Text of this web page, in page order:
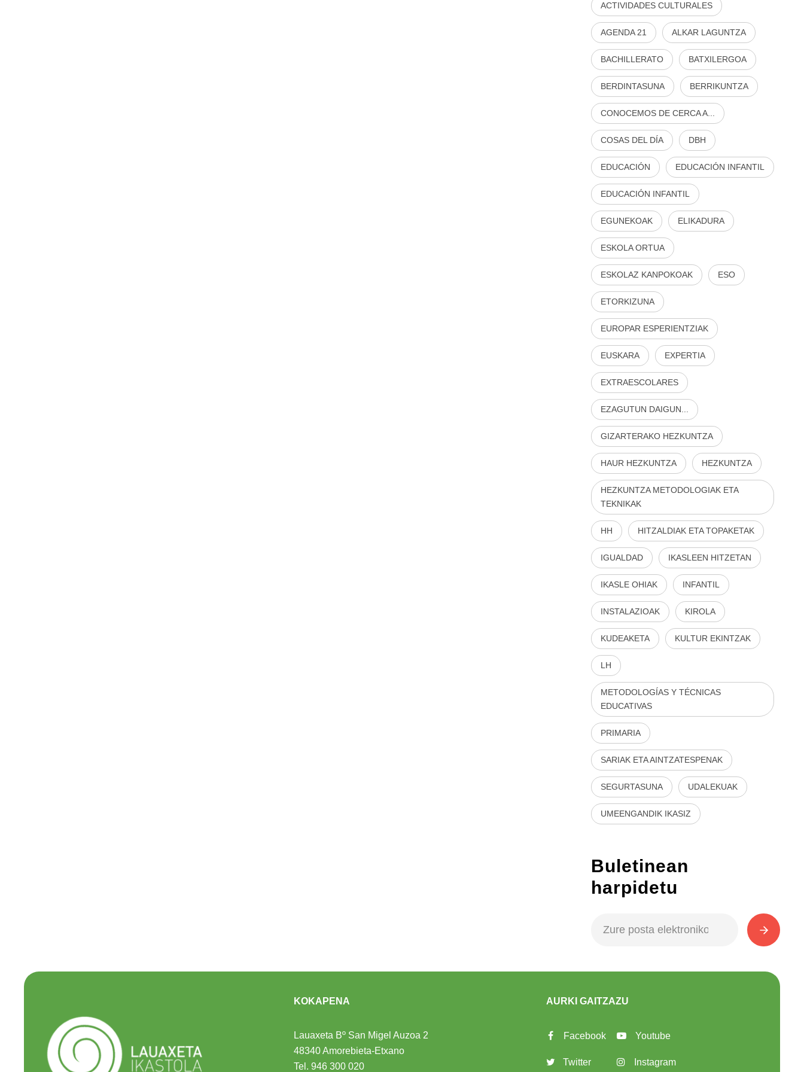
ACTIVIDADES CULTURALES
AGENDA 21 ALKAR LAGUNTZA
BACHILLERATO BATXILERGOA
BERDINTASUNA BERRIKUNTZA
CONOCEMOS DE CERCA A...
COSAS DEL DÍA DBH
EDUCACIÓN EDUCACIÓN INFANTIL
EDUCACIÓN INFANTIL
EGUNEKOAK ELIKADURA
ESKOLA ORTUA
ESKOLAZ KANPOKOAK ESO
ETORKIZUNA
EUROPAR ESPERIENTZIAK
EUSKARA EXPERTIA
EXTRAESCOLARES
EZAGUTUN DAIGUN...
GIZARTERAKO HEZKUNTZA
HAUR HEZKUNTZA HEZKUNTZA
HEZKUNTZA METODOLOGIAK ETA
TEKNIKAK
HH HITZALDIAK ETA TOPAKETAK
IGUALDAD IKASLEEN HITZETAN
IKASLE OHIAK INFANTIL
INSTALAZIOAK KIROLA
KUDEAKETA KULTUR EKINTZAK
LH
METODOLOGÍAS Y TÉCNICAS
EDUCATIVAS
PRIMARIA
SARIAK ETA AINTZATESPENAK
SEGURTASUNA UDALEKUAK
UMEENGANDIK IKASIZ
Buletinean
harpidetu
KOKAPENA
Lauaxeta Bº San Migel Auzoa 2
48340 Amorebieta-Etxano
Tel.946 300 020
AURKI GAITZAZU
Facebook
Twitter
Youtube
Instagram